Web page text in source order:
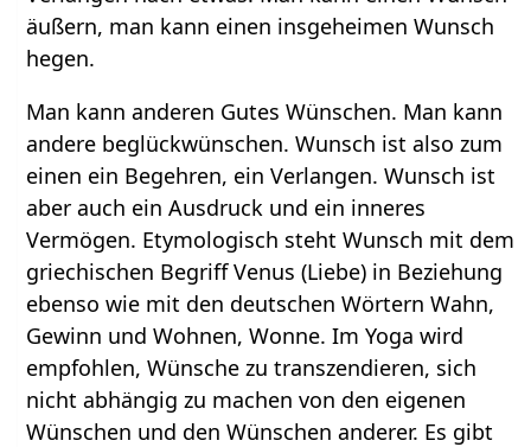
äußern, man kann einen insgeheimen Wunsch
hegen.
Man kann anderen Gutes Wünschen. Man kann
andere beglückwünschen. Wunsch ist also zum
einen ein Begehren, ein Verlangen. Wunsch ist
aber auch ein Ausdruck und ein inneres
Vermögen. Etymologisch steht Wunsch mit dem
griechischen Begriff Venus (Liebe) in Beziehung
ebenso wie mit den deutschen Wörtern Wahn,
Gewinn und Wohnen, Wonne. Im Yoga wird
empfohlen, Wünsche zu transzendieren, sich
nicht abhängig zu machen von den eigenen
Wünschen und den Wünschen anderer. Es gibt